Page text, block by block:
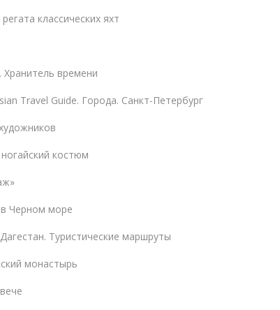
классических яхт
времени
Travel Guide. Города. Санкт-Петербург
костюм
Черном море
Туристические маршруты
монастырь